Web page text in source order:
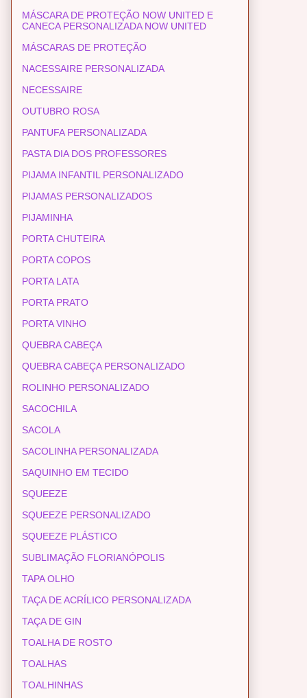
MÁSCARA DE PROTEÇÃO NOW UNITED E
CANECA PERSONALIZADA NOW UNITED
MÁSCARAS DE PROTEÇÃO
NACESSAIRE PERSONALIZADA
NECESSAIRE
OUTUBRO ROSA
PANTUFA PERSONALIZADA
PASTA DIA DOS PROFESSORES
PIJAMA INFANTIL PERSONALIZADO
PIJAMAS PERSONALIZADOS
PIJAMINHA
PORTA CHUTEIRA
PORTA COPOS
PORTA LATA
PORTA PRATO
PORTA VINHO
QUEBRA CABEÇA
QUEBRA CABEÇA PERSONALIZADO
ROLINHO PERSONALIZADO
SACOCHILA
SACOLA
SACOLINHA PERSONALIZADA
SAQUINHO EM TECIDO
SQUEEZE
SQUEEZE PERSONALIZADO
SQUEEZE PLÁSTICO
SUBLIMAÇÃO FLORIANÓPOLIS
TAPA OLHO
TAÇA DE ACRÍLICO PERSONALIZADA
TAÇA DE GIN
TOALHA DE ROSTO
TOALHAS
TOALHINHAS